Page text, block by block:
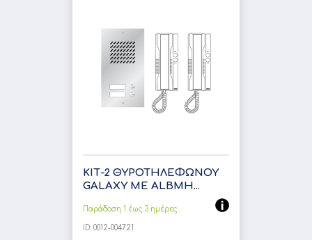
ΚΙΤ-2 ΘΥΡΟΤΗΛΕΦΩΝΟΥ
GALΑXY ΜΕ ALBMH...
Παράδοση 1 έως 3 ημέρες
ID: 0012-004721